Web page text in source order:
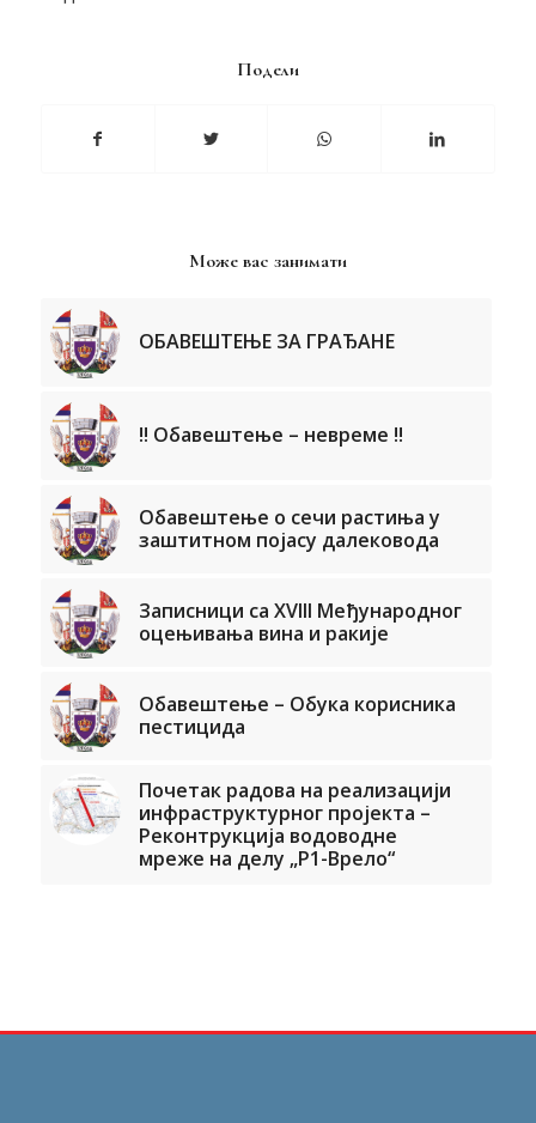
Подели
Може вас занимати
ОБАВЕШТЕЊЕ ЗА ГРАЂАНЕ
!! Обавештење – невреме !!
Обавештење о сечи растиња у
заштитном појасу далековода
Записници са XVIII Међународног
оцењивања вина и ракије
Обавештење – Обука корисника
пестицида
Почетак радова на реализацији
инфраструктурног пројекта –
Реконтрукција водоводне
мреже на делу „Р1-Врело“